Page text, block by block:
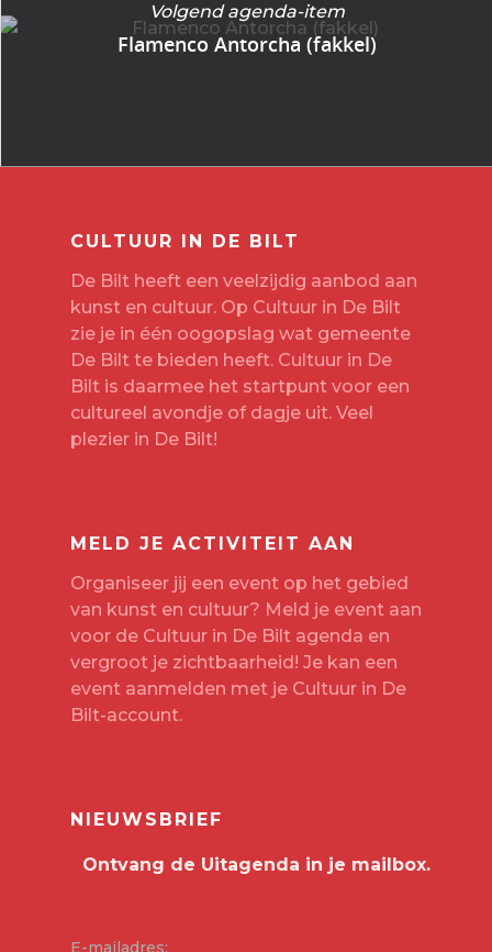
Volgend agenda-item
Flamenco Antorcha (fakkel)
CULTUUR IN DE BILT
De Bilt heeft een veelzijdig aanbod aan
kunst en cultuur. Op Cultuur in De Bilt
zie je in één oogopslag wat gemeente
De Bilt te bieden heeft. Cultuur in De
Bilt is daarmee het startpunt voor een
cultureel avondje of dagje uit. Veel
plezier in De Bilt!
MELD JE ACTIVITEIT AAN
Organiseer jij een event op het gebied
van kunst en cultuur? Meld je event aan
voor de Cultuur in De Bilt agenda en
vergroot je zichtbaarheid! Je kan een
event aanmelden met je Cultuur in De
Bilt-account.
NIEUWSBRIEF
E-mailadres: